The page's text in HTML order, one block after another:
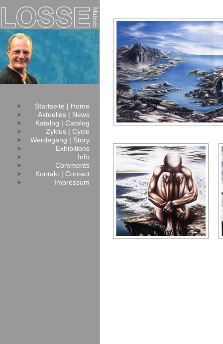
Startseite | Home
Aktuelles | News
Katalog | Catalog
Zyklus | Cycle
Werdegang | Story
Exhibitions
Info
Comments
Kontakt | Contact
Impressum